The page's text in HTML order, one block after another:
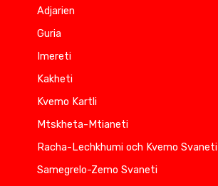
Adjarien
Guria
Imereti
Kakheti
Kvemo Kartli
Mtskheta-Mtianeti
Racha-Lechkhumi och Kvemo Svaneti
Samegrelo-Zemo Svaneti